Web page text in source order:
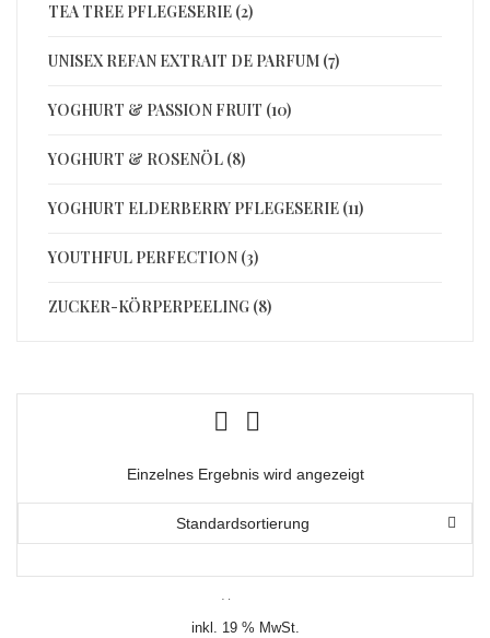
TEA TREE PFLEGESERIE (2)
UNISEX REFAN EXTRAIT DE PARFUM (7)
YOGHURT & PASSION FRUIT (10)
YOGHURT & ROSENÖL (8)
YOGHURT ELDERBERRY PFLEGESERIE (11)
YOUTHFUL PERFECTION (3)
ZUCKER-KÖRPERPEELING (8)
Einzelnes Ergebnis wird angezeigt
Standardsortierung
inkl. 19 % MwSt.